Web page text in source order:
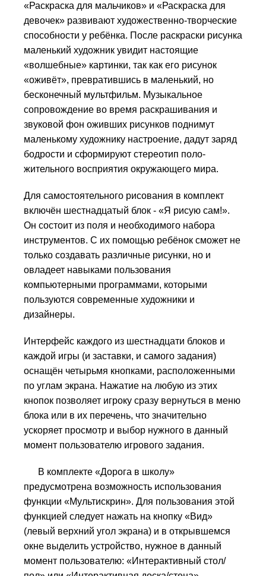
«Раскраска для мальчиков» и «Раскраска для
девочек» развивают художественно-творческие
способности у ребёнка. После раскраски рисунка
маленький художник увидит настоящие
«волшебные» картинки, так как его рисунок
«оживёт», превратившись в маленький, но
бесконечный мульт­фильм. Музыкаль­ное
сопровождение во время раскрашивания и
звуковой фон ожив­ших рисунков поднимут
маленькому художнику настроение, дадут заряд
бодрости и сформируют сте­рео­тип поло­
жительного восприятия окружающего мира.
Для самостоятельного рисования в комплект
включён шестнадцатый блок - «Я рисую сам!».
Он состоит из поля и необходимого набора
инструментов. С их помощью ребёнок сможет не
только создавать различные рисунки, но и
овладеет навыками пользо­вания
компьютерными программами, которыми
пользуются современные художники и
дизайнеры.
Интерфейс каждого из шестнадцати блоков и
каждой игры (и заставки, и самого задания)
оснащён четырьмя кнопками, расположенными
по углам экрана. Нажатие на любую из этих
кнопок позволяет игроку сразу вернуться в меню
блока или в их перечень, что значительно
ускоряет просмотр и выбор нужного в данный
момент пользователю игрового задания.
В комплекте «Дорога в школу»
предусмотрена возможность использования
функции «Мультискрин». Для пользования этой
функцией следует нажать на кнопку «Вид»
(левый верхний угол экрана) и в открывшемся
окне выделить уст­ройство, нужное в данный
момент пользователю: «Интерактивный стол/